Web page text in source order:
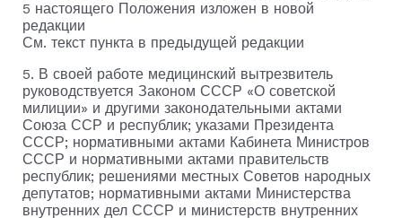
5 настоящего Положения изложен в новой
редакции
См. текст пункта в предыдущей редакции
5. В своей работе медицинский вытрезвитель
руководствуется Законом СССР «О советской
милиции» и другими законодательными актами
Союза ССР и республик; указами Президента
СССР; нормативными актами Кабинета Министров
СССР и нормативными актами правительств
республик; решениями местных Советов народных
депутатов; нормативными актами Министерства
внутренних дел СССР и министерств внутренних